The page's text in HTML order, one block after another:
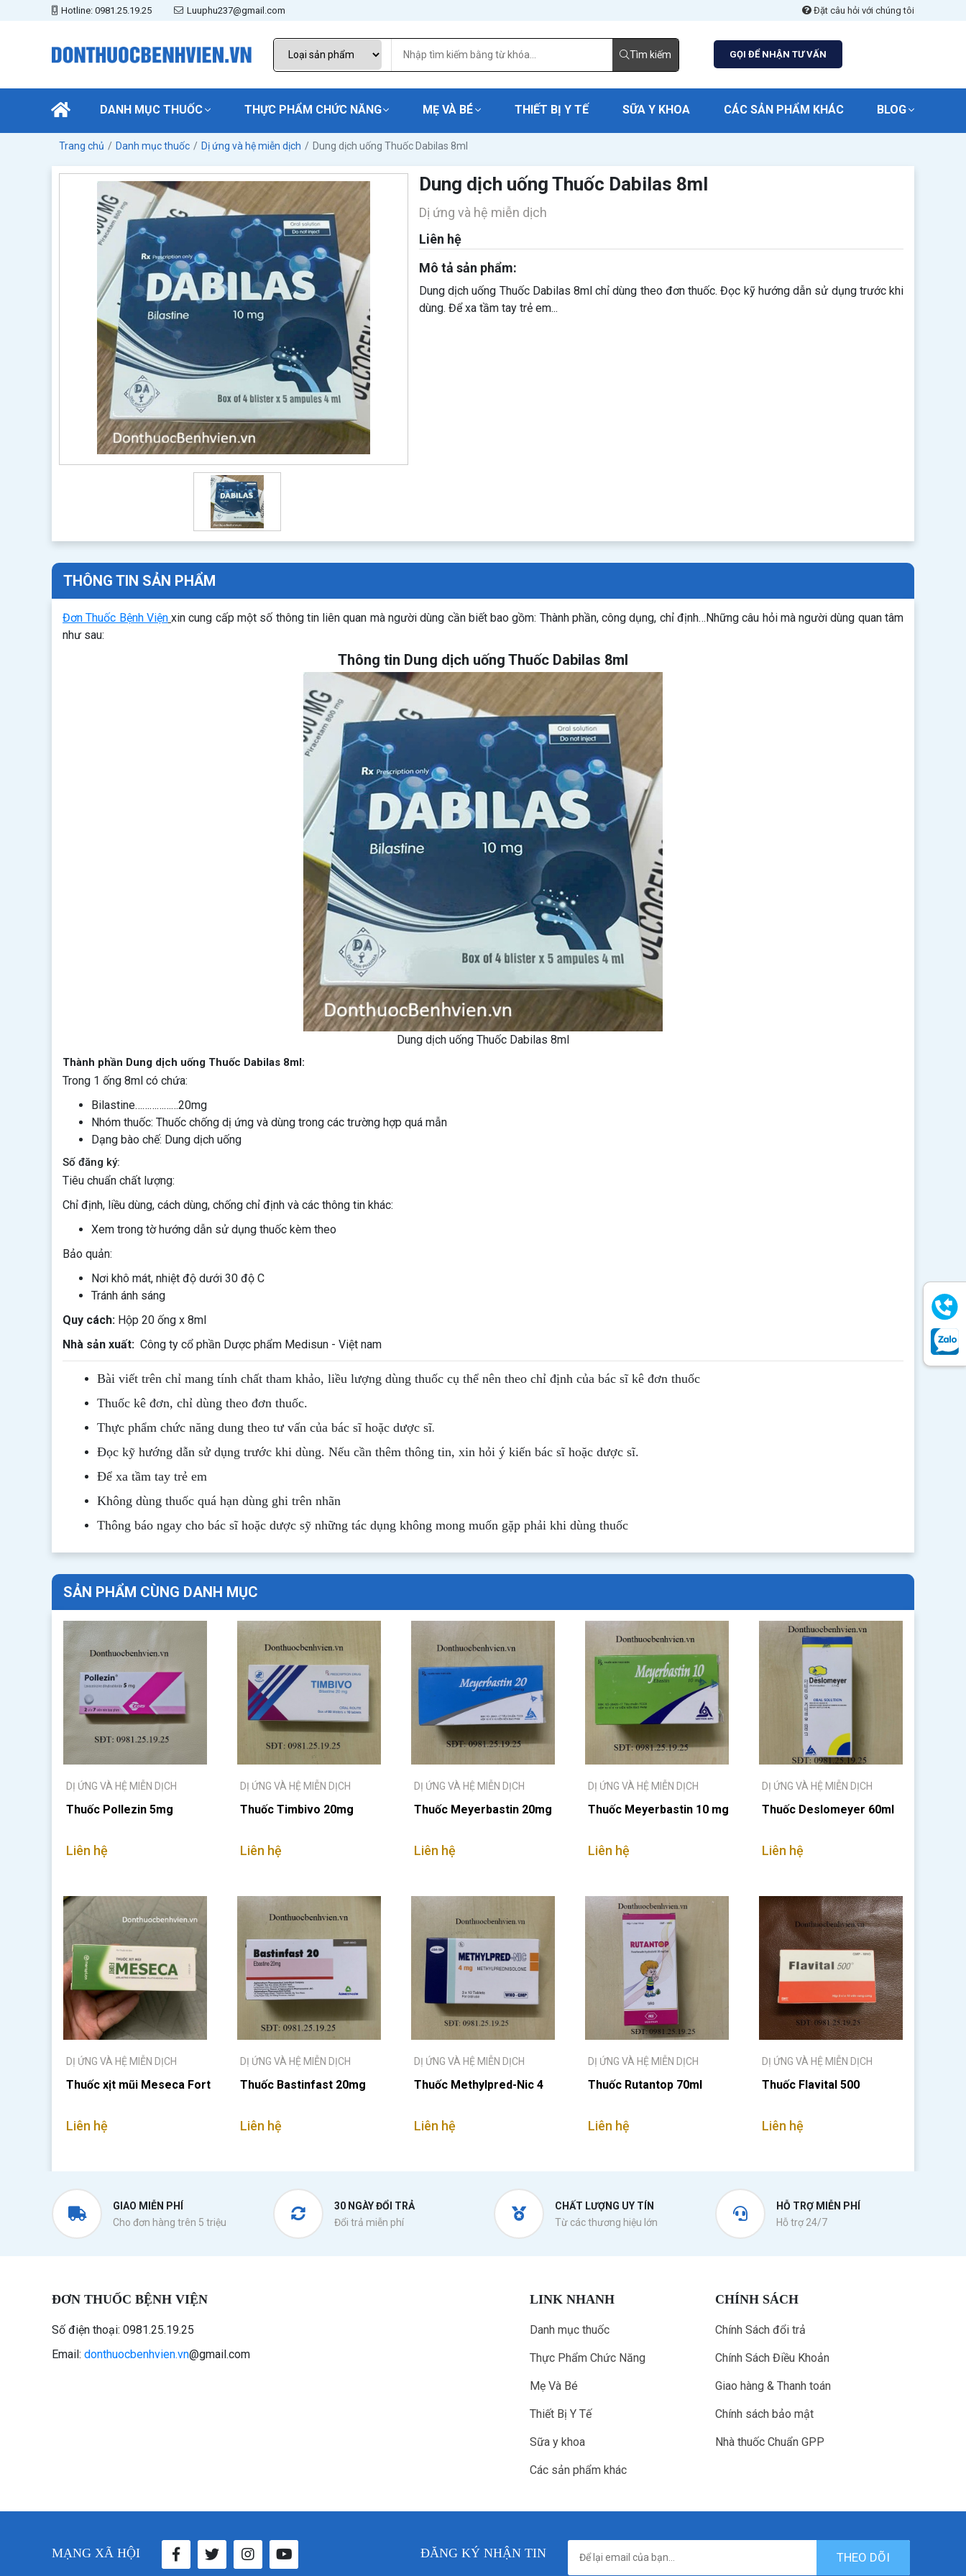
Hotline: 0981.25.19.25 Luuphu237@gmail.com Đặt câu hỏi với chúng tôi
Tìm kiếm GỌI ĐỂ NHẬN TƯ VẤN
DANH MỤC THUỐC THỰC PHẨM CHỨC NĂNG MẸ VÀ BÉ THIẾT BỊ Y TẾ SỮA Y KHOA CÁC SẢN PHẨM KHÁC BLOG
Trang chủ Danh mục thuốc Dị ứng và hệ miễn dịch Dung dịch uống Thuốc Dabilas 8ml
Dung dịch uống Thuốc Dabilas 8ml
Dị ứng và hệ miễn dịch
Liên hệ
Mô tả sản phẩm:
Dung dịch uống Thuốc Dabilas 8ml chỉ dùng theo đơn thuốc. Đọc kỹ hướng dẫn sử dụng trước khi
dùng. Để xa tầm tay trẻ em...
THÔNG TIN SẢN PHẨM
Đơn Thuốc Bệnh Viện xin cung cấp một số thông tin liên quan mà người dùng cần biết bao gồm: Thành phần, công dụng, chỉ định…Những câu hỏi mà người dùng quan tâm
như sau:
Thông tin Dung dịch uống Thuốc Dabilas 8ml
Dung dịch uống Thuốc Dabilas 8ml
Thành phần Dung dịch uống Thuốc Dabilas 8ml:
Trong 1 ống 8ml có chứa:
Bilastine………………20mg
Nhóm thuốc: Thuốc chống dị ứng và dùng trong các trường hợp quá mẫn
Dạng bào chế: Dung dịch uống
Số đăng ký:
Tiêu chuẩn chất lượng:
Chỉ định, liều dùng, cách dùng, chống chỉ định và các thông tin khác:
Xem trong tờ hướng dẫn sử dụng thuốc kèm theo
Bảo quản:
Nơi khô mát, nhiệt độ dưới 30 độ C
Tránh ánh sáng
Quy cách: Hộp 20 ống x 8ml
Nhà sản xuất: Công ty cổ phần Dược phẩm Medisun - Việt nam
Bài viết trên chỉ mang tính chất tham khảo, liều lượng dùng thuốc cụ thể nên theo chỉ định của bác sĩ kê đơn thuốc
Thuốc kê đơn, chỉ dùng theo đơn thuốc.
Thực phẩm chức năng dung theo tư vấn của bác sĩ hoặc dược sĩ.
Đọc kỹ hướng dẫn sử dụng trước khi dùng. Nếu cần thêm thông tin, xin hỏi ý kiến bác sĩ hoặc dược sĩ.
Để xa tầm tay trẻ em
Không dùng thuốc quá hạn dùng ghi trên nhãn
Thông báo ngay cho bác sĩ hoặc dược sỹ những tác dụng không mong muốn gặp phải khi dùng thuốc
SẢN PHẨM CÙNG DANH MỤC
DỊ ỨNG VÀ HỆ MIỄN DỊCH
Thuốc Pollezin 5mg
Liên hệ
DỊ ỨNG VÀ HỆ MIỄN DỊCH
Thuốc Timbivo 20mg
Liên hệ
DỊ ỨNG VÀ HỆ MIỄN DỊCH
Thuốc Meyerbastin 20mg
Liên hệ
DỊ ỨNG VÀ HỆ MIỄN DỊCH
Thuốc Meyerbastin 10 mg
Liên hệ
DỊ ỨNG VÀ HỆ MIỄN DỊCH
Thuốc Deslomeyer 60ml
Liên hệ
DỊ ỨNG VÀ HỆ MIỄN DỊCH
Thuốc xịt mũi Meseca Fort
Liên hệ
DỊ ỨNG VÀ HỆ MIỄN DỊCH
Thuốc Bastinfast 20mg
Liên hệ
DỊ ỨNG VÀ HỆ MIỄN DỊCH
Thuốc Methylpred-Nic 4
Liên hệ
DỊ ỨNG VÀ HỆ MIỄN DỊCH
Thuốc Rutantop 70ml
Liên hệ
DỊ ỨNG VÀ HỆ MIỄN DỊCH
Thuốc Flavital 500
Liên hệ
GIAO MIỄN PHÍ
Cho đơn hàng trên 5 triệu
30 NGÀY ĐỔI TRẢ
Đổi trả miễn phí
CHẤT LƯỢNG UY TÍN
Từ các thương hiệu lớn
HỖ TRỢ MIỄN PHÍ
Hỗ trợ 24/7
ĐƠN THUỐC BỆNH VIỆN
Số điện thoại: 0981.25.19.25
Email: donthuocbenhvien.vn@gmail.com
LINK NHANH
Danh mục thuốc
Thực Phẩm Chức Năng
Mẹ Và Bé
Thiết Bị Y Tế
Sữa y khoa
Các sản phẩm khác
CHÍNH SÁCH
Chính Sách đổi trả
Chính Sách Điều Khoản
Giao hàng & Thanh toán
Chính sách bảo mật
Nhà thuốc Chuẩn GPP
MẠNG XÃ HỘI ĐĂNG KÝ NHẬN TIN THEO DÕI